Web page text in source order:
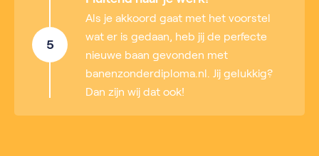
5
Als je akkoord gaat met het voorstel
wat er is gedaan, heb jij de perfecte
nieuwe baan gevonden met
banenzonderdiploma.nl. Jij gelukkig?
Dan zijn wij dat ook!